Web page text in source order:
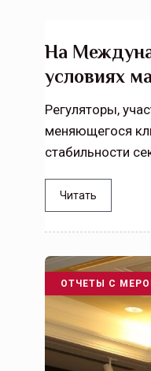
На
условиях
Регуляторы,
меняющегося
стабильности
Читать
ОТЧЕТЫ С